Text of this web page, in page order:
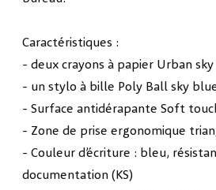
Caractéristiques :
- deux crayons à papier Urban
- un stylo à bille Poly Ball sky
- Surface antidérapante Soft
- Zone de prise ergonomique
- Couleur d’écriture : bleu,
documentation (KS)